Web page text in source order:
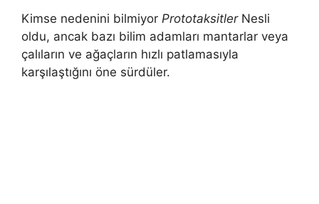
Kimse nedenini bilmiyor PrototaksitlerNesli
oldu, ancak bazı bilim adamları mantarlar veya
çalıların ve ağaçların hızlı patlamasıyla
karşılaştığını öne sürdüler.